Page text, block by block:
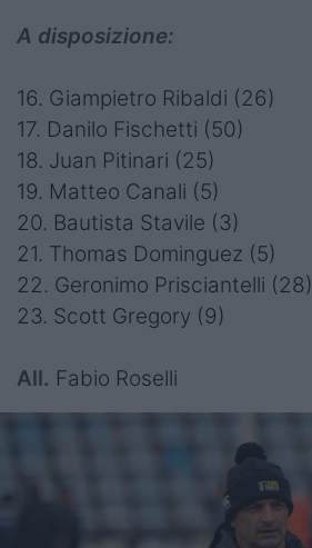
A disposizione:
16. Giampietro Ribaldi (26)
17. Danilo Fischetti (50)
18. Juan Pitinari (25)
19. Matteo Canali (5)
20. Bautista Stavile (3)
21. Thomas Dominguez (5)
22. Geronimo Prisciantelli (28)
23. Scott Gregory (9)
All. Fabio Roselli